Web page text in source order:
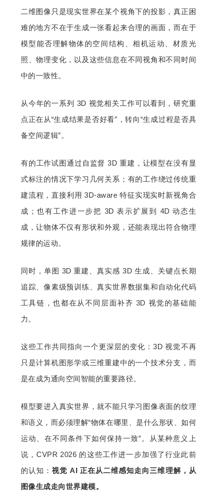
搞
二维图像只是现实世界在某个视角下的投影，真正困
难的地方不在于生成一张看起来合理的画面，而在于
模型能否理解物体的空间结构、相机运动、材质光
照、物理变化，以及这些信息在不同视角和不同时间
中的一致性。
从今年的一系列 3D 视觉相关工作可以看到，研究重
点正在从“生成结果是否好看”，转向“生成过程是否具
备空间逻辑”。
有的工作试图通过自监督 3D 重建，让模型在没有显
式标注的情况下学习 几何关系；有的工作绕过传统重
建流程，直接利用 3D-aware 特征实现实时新视角合
成；也有工作进一步把 3D 表示扩展到 4D 动态生
成，让物体不仅有形状和外观，还能表现出符合物理
规律的运动。
同时，单图 3D 重建、真实感 3D 生成、关键点长期
追踪、像素级预训练、真实世界数据集和自动化代码
工具链，也都在从不同层面补齐 3D 视觉的基础能
力。
这些工作共同指向一个更深层的变化：3D 视觉不再
只是计算机图形学或三维重建中的一个技术分支，而
是在成为通向空间智能的重要路径。
模型要进入真实世界，就不能只学习图像表面的纹理
和语义，而必须理解“物体在哪里、是什么形状、如何
运动、在不同条件下如何保持一致”。从某种意义上
说，CVPR 2026 的这些工作进一步加强了行业此前
的认知：视觉 AI 正在从二维感知走向三维理解，从
图像生成走向世界建模。